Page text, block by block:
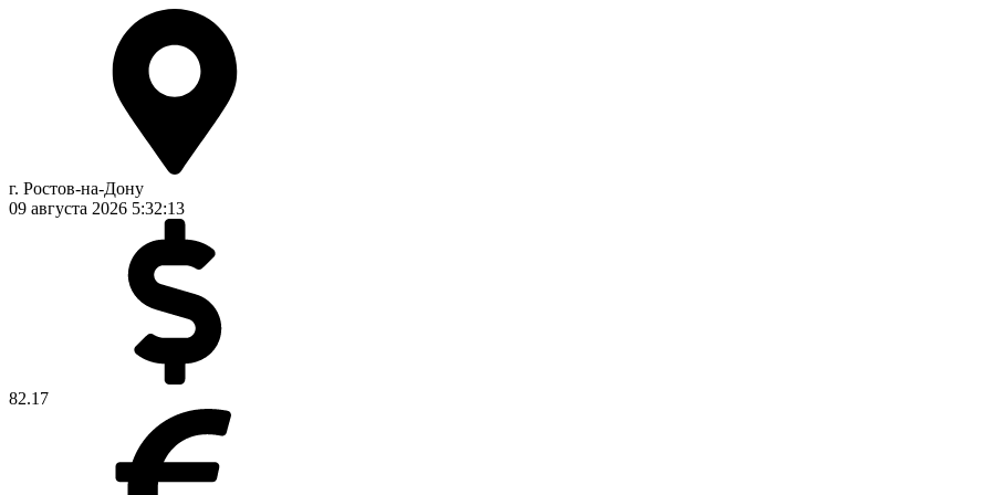
г. Ростов-на-Дону
09 августа 2026 5:32:14
82.17